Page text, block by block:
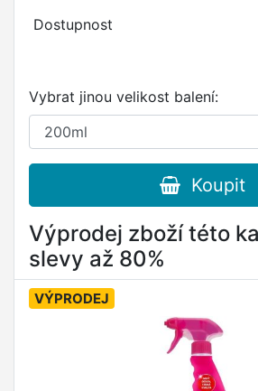
Dostupnost
Vybrat jinou velikost balení:
Koupit
Výprodej zboží této
slevy až 80%
VÝPRODEJ